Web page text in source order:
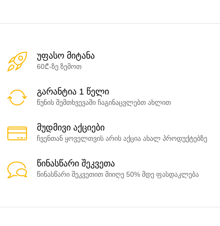
უფასო მიტანა
60₾-ზე ზემოთ
გარანტია 1 წელი
წუნის შემთხვევაში ჩაგინაცვლებთ ახლით
მუდმივი აქციები
ჩვენთან ყოველთვის არის აქცია ახალ პროდუქტებზე
წინასწარი შეკვეთა
წინასწარი შეკვეთით მიიღე 50% მდე ფასდაკლება